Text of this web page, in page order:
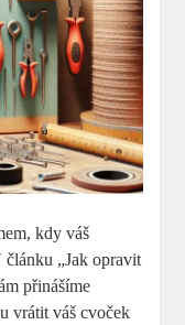
kdy váš
„Jak opravit
přinášíme
vrátit váš cvoček